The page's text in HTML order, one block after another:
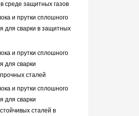
среде защитных газов
и прутки сплошного
для сварки в защитных
и прутки сплошного
для сварки
сталей
и прутки сплошного
для сварки
сталей в